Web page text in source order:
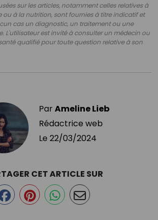
sur les articles, notamment celles relatives à
ou à la nutrition, sont fournies à titre indicatif et
cas un diagnostic, un traitement ou une
L'utilisateur est invité à consulter un médecin ou
qualifié pour toute question relative à son
ParAmeline Lieb
Rédactrice web
Le 22/03/2024
CET ARTICLE SUR